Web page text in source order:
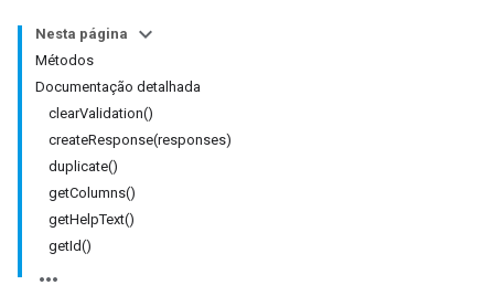
Nesta página
Métodos
Documentação detalhada
clearValidation()
createResponse(responses)
duplicate()
getColumns()
getHelpText()
getId()